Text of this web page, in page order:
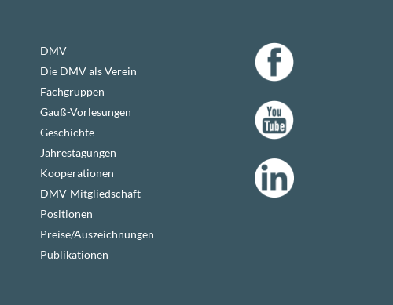
DMV
Die DMV als Verein
Fachgruppen
Gauß-Vorlesungen
Geschichte
Jahrestagungen
Kooperationen
DMV-Mitgliedschaft
Positionen
Preise/Auszeichnungen
Publikationen